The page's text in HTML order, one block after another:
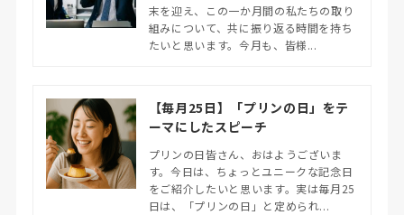
末を迎え、この一か月間の私たちの取り
組みについて、共に振り返る時間を持ち
たいと思います。今月も、皆様...
【毎月25日】「プリンの日」をテ
ーマにしたスピーチ
プリンの日皆さん、おはようございま
す。今日は、ちょっとユニークな記念日
をご紹介したいと思います。実は毎月25
日は、「プリンの日」と定められ...